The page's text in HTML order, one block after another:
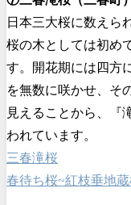
日本三大桜に数えら
桜の木としては初め
す。開花期には四方
を無数に咲かせ、そ
見えることから、『
われています。
三春滝桜
春待ち桜~紅枝垂地